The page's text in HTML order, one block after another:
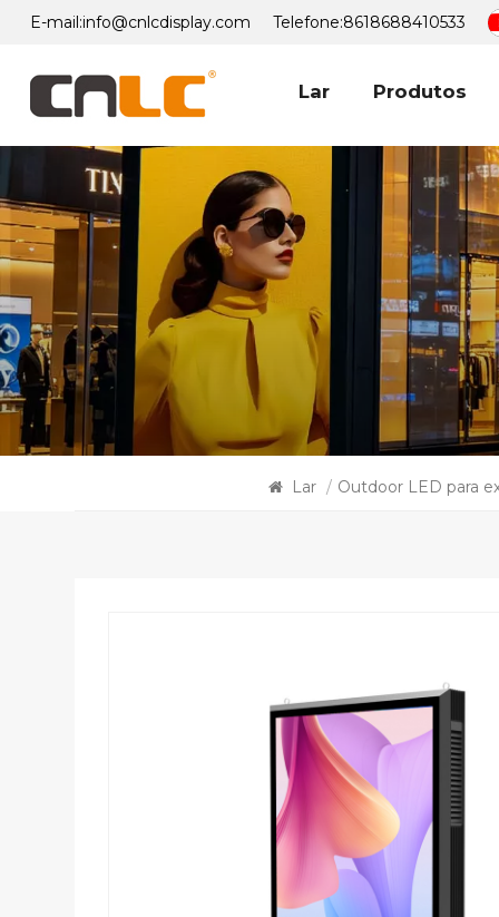
E-mail:info@cnlcdisplay.com Telefone:8618688410533
Lar Produtos
Lar / Outdoor LED para